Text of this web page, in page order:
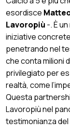
esordisce
Lavoropiù -. È
iniziative
penetrando nel
che conta milioni
privilegiato per
realtà, come
Questa
Lavoropiù nel
testimonianza